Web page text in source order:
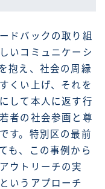
ドバックの取り組
いコミュニケーシ
抱え、社会の周縁
くい上げ、それを
して本人に返す行
者の社会参画と尊
す。特別区の最前
も、この事例から
ウトリーチの実
いうアプローチ